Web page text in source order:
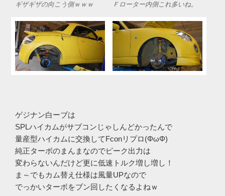
ギザギザの向こう側ｗｗｗ Ｆローター内側これ多いね。
ゲジナン白ーブは
SPLハイカムがサブコンじゃしんどかったんで
量産型ハイカムに交換してFconリプロ(ΦωΦ)
純正ターボのまんまなのでピーク出力は
変わらないんだけど更に低速トルク増し増し！
ま～でもカム替え仕様は風量UPなので
でっかいターボをブン回したくなるよねｗ